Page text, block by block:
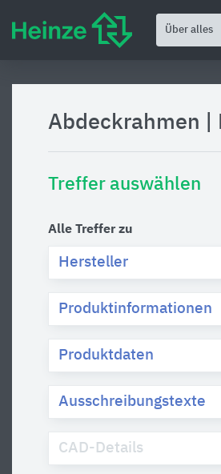
Über alles
Abdeckrahmen
Treffer auswählen
Alle Treffer zu
Hersteller
Produktinformationen
Produktdaten
Ausschreibungstexte
CAD-Details